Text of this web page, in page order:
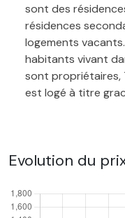
sont des
résidences
logements
habitants vivant
sont propriétaires,
est logé à titre
Evolution du